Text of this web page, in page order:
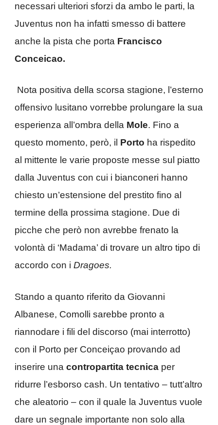
necessari ulteriori sforzi da ambo le parti, la
Juventus non ha infatti smesso di battere
anche la pista che porta Francisco
Conceicao.
Nota positiva della scorsa stagione, l’esterno
offensivo lusitano vorrebbe prolungare la sua
esperienza all’ombra della Mole. Fino a
questo momento, però, il Porto ha rispedito
al mittente le varie proposte messe sul piatto
dalla Juventus con cui i bianconeri hanno
chiesto un’estensione del prestito fino al
termine della prossima stagione. Due di
picche che però non avrebbe frenato la
volontà di ‘Madama’ di trovare un altro tipo di
accordo con i Dragoes.
Stando a quanto riferito da Giovanni
Albanese, Comolli sarebbe pronto a
riannodare i fili del discorso (mai interrotto)
con il Porto per Conceiçao provando ad
inserire una contropartita tecnica per
ridurre l’esborso cash. Un tentativo – tutt’altro
che aleatorio – con il quale la Juventus vuole
dare un segnale importante non solo alla